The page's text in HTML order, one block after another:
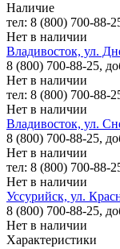
Наличие
тел: 8 (800) 700-88-
Нет в наличии
Владивосток, ул.
8 (800) 700-88-25,
Нет в наличии
тел: 8 (800) 700-88-
Нет в наличии
Владивосток, ул.
8 (800) 700-88-25,
Нет в наличии
тел: 8 (800) 700-88-
Нет в наличии
Уссурийск, ул.
8 (800) 700-88-25,
Нет в наличии
Характеристики